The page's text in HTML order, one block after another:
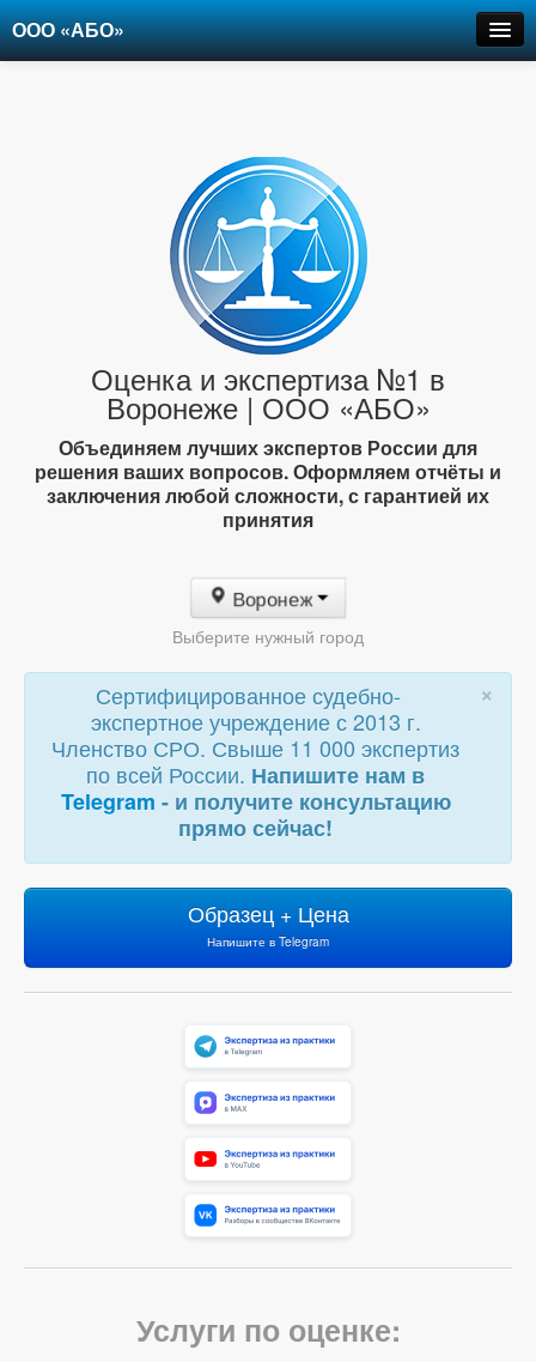
ООО «АБО»
Оценка и экспертиза №1 в
Воронеже | ООО «АБО»
Объединяем лучших экспертов России для
решения ваших вопросов. Оформляем отчёты и
заключения любой сложности, с гарантией их
принятия
Воронеж
Выберите нужный город
×
Сертифицированное судебно-
экспертное учреждение с 2013 г.
Членство СРО. Свыше 11 000 экспертиз
по всей России. Напишите нам в
Telegram - и получите консультацию
прямо сейчас!
Образец + Цена
Напишите в Telegram
Услуги по оценке: